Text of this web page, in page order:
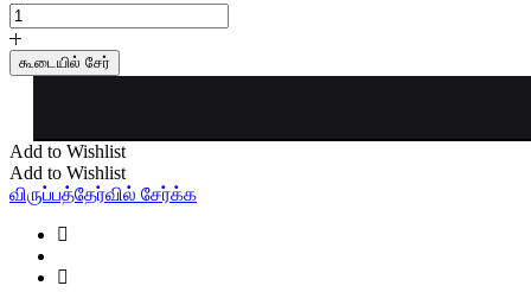
சாய்
quantity
கூடையில் சேர்
Add to Wishlist
Add to Wishlist
விருப்பத்தேர்வில் சேர்க்க